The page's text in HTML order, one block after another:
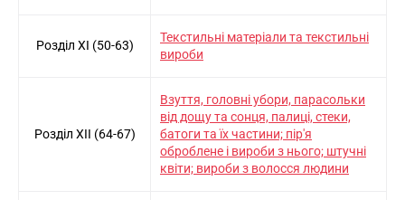
Розділ XI (50-63)
Текстильнi матерiали та текстильнi
вироби
Розділ XII (64-67)
Взуття, головнi убори, парасольки
вiд дощу та сонця, палицi, стеки,
батоги та їх частини; пiр'я
оброблене i вироби з нього; штучнi
квiти; вироби з волосся людини